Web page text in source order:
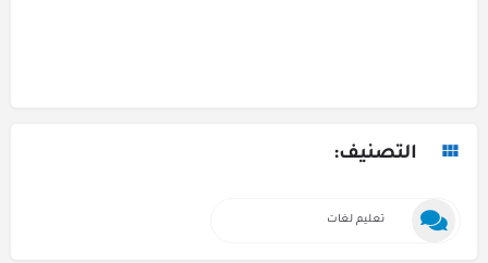
التصنيف:
تعليم لغات